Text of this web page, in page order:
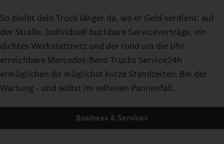
So bleibt dein Truck länger da, wo er Geld verdient: auf
der Straße. Individuell buchbare Serviceverträge, ein
dichtes Werkstattnetz und der rund um die Uhr
erreichbare Mercedes-Benz Trucks Service24h
ermöglichen dir möglichst kurze Standzeiten. Bei der
Wartung - und selbst im seltenen Pannenfall.
Business & Services